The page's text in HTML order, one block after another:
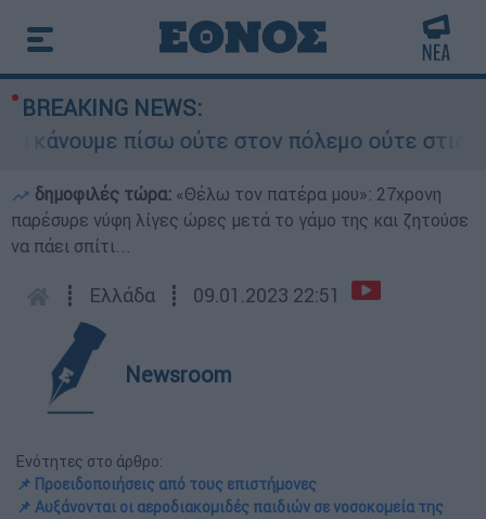
BREAKING NEWS:
πίσω ούτε στον πόλεμο ούτε στις
δημοφιλές τώρα: «Θέλω τον πατέρα μου»: 27χρονη
παρέσυρε νύφη λίγες ώρες μετά το γάμο της και ζητούσε
να πάει σπίτι...
┋ Ελλάδα ┋ 09.01.2023 22:51
Newsroom
Ενότητες στο άρθρο:
📌 Προειδοποιήσεις από τους επιστήμονες
📌 Αυξάνονται οι αεροδιακομιδές παιδιών σε νοσοκομεία της